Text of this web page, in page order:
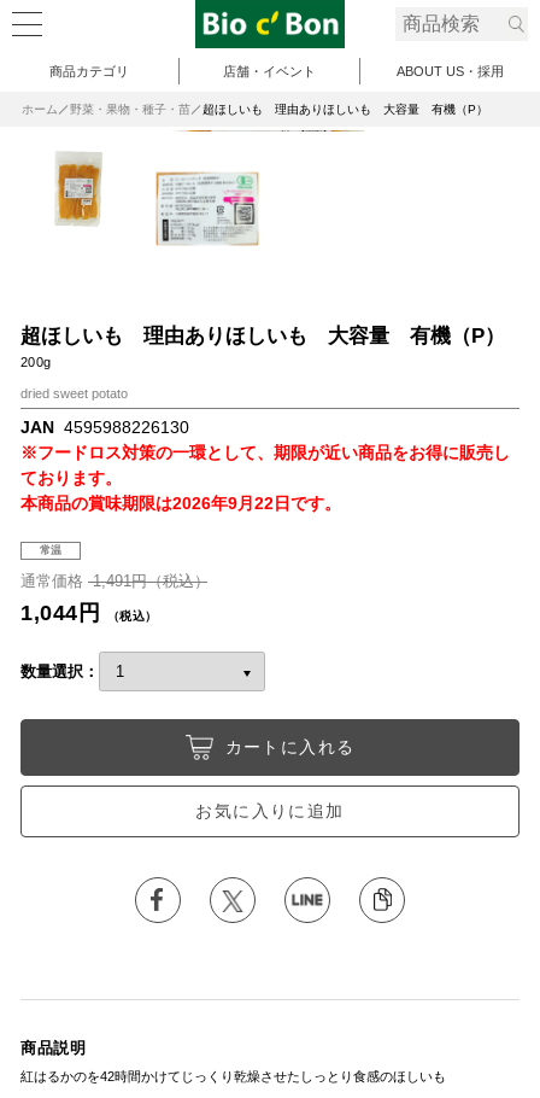
商品カテゴリ 店舗・イベント ABOUT US・採用
ホーム 野菜・果物・種子・苗 超ほしいも 理由ありほしいも 大容量 有機（P）
超ほしいも 理由ありほしいも 大容量 有機（P）
200g
dried sweet potato
JAN 4595988226130
※フードロス対策の一環として、期限が近い商品をお得に販売し
ております。
本商品の賞味期限は2026年9月22日です。
常温
通常価格 1,491円（税込）
1,044円 （税込）
数量選択：
カートに入れる
お気に入りに追加
商品説明
紅はるかのを42時間かけてじっくり乾燥させたしっとり食感のほしいも